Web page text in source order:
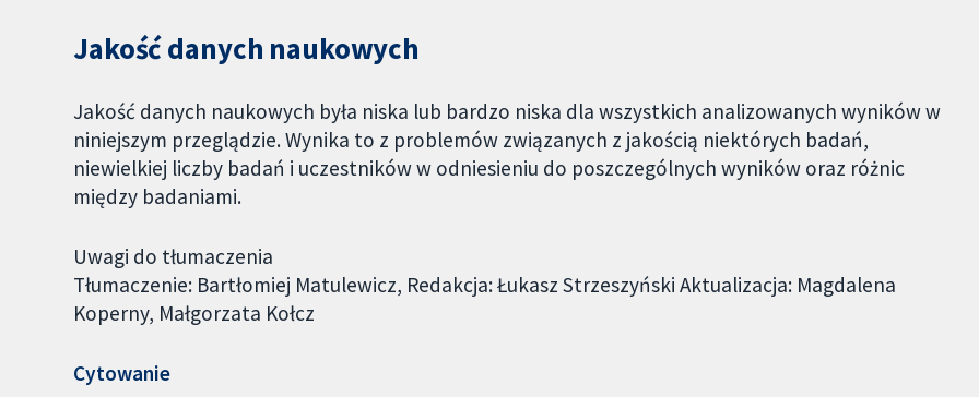
Jakość danych naukowych
Jakość danych naukowych była niska lub bardzo niska dla wszystkich analizowanych wyników w
niniejszym przeglądzie. Wynika to z problemów związanych z jakością niektórych badań,
niewielkiej liczby badań i uczestników w odniesieniu do poszczególnych wyników oraz różnic
między badaniami.
Uwagi do tłumaczenia
Tłumaczenie: Bartłomiej Matulewicz, Redakcja: Łukasz Strzeszyński Aktualizacja: Magdalena
Koperny, Małgorzata Kołcz
Cytowanie